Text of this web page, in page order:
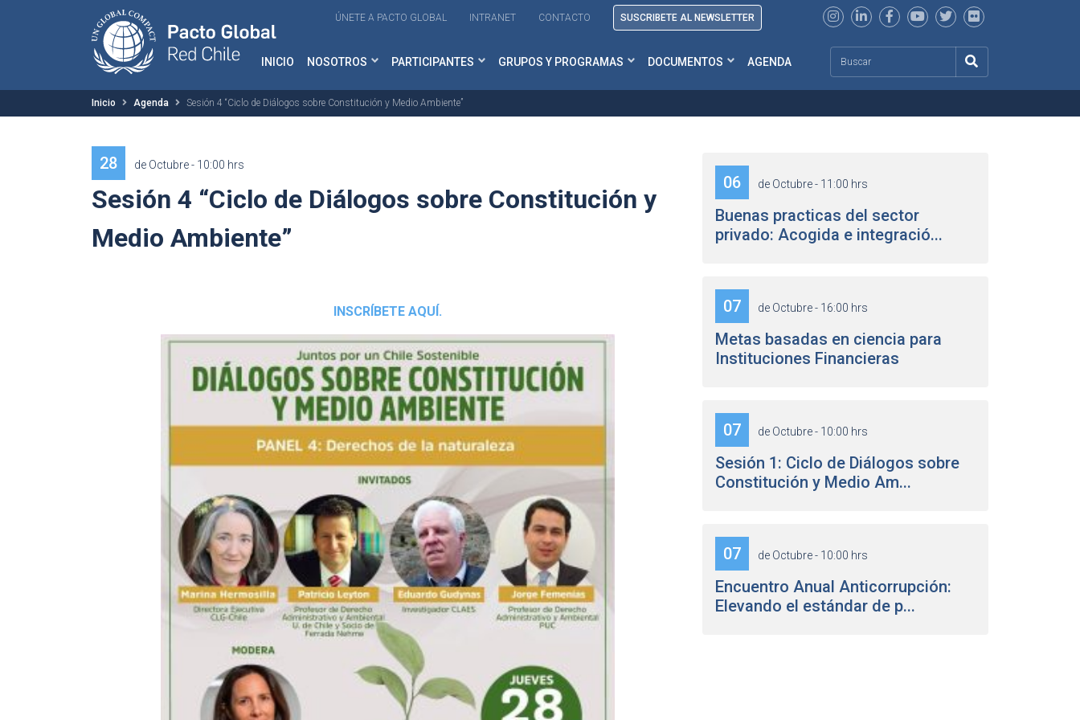
ÚNETE A PACTO GLOBAL INTRANET CONTACTO SUSCRIBETE AL NEWSLETTER
INICIO NOSOTROS PARTICIPANTES GRUPOS Y PROGRAMAS DOCUMENTOS AGENDA
Inicio Agenda Sesión 4 “Ciclo de Diálogos sobre Constitución y Medio Ambiente”
28 de Octubre - 10:00 hrs
Sesión 4 “Ciclo de Diálogos sobre Constitución y
Medio Ambiente”
INSCRÍBETE AQUÍ.
06 de Octubre - 11:00 hrs
Buenas practicas del sector
privado: Acogida e integració...
07 de Octubre - 16:00 hrs
Metas basadas en ciencia para
Instituciones Financieras
07 de Octubre - 10:00 hrs
Sesión 1: Ciclo de Diálogos sobre
Constitución y Medio Am...
07 de Octubre - 10:00 hrs
Encuentro Anual Anticorrupción:
Elevando el estándar de p...